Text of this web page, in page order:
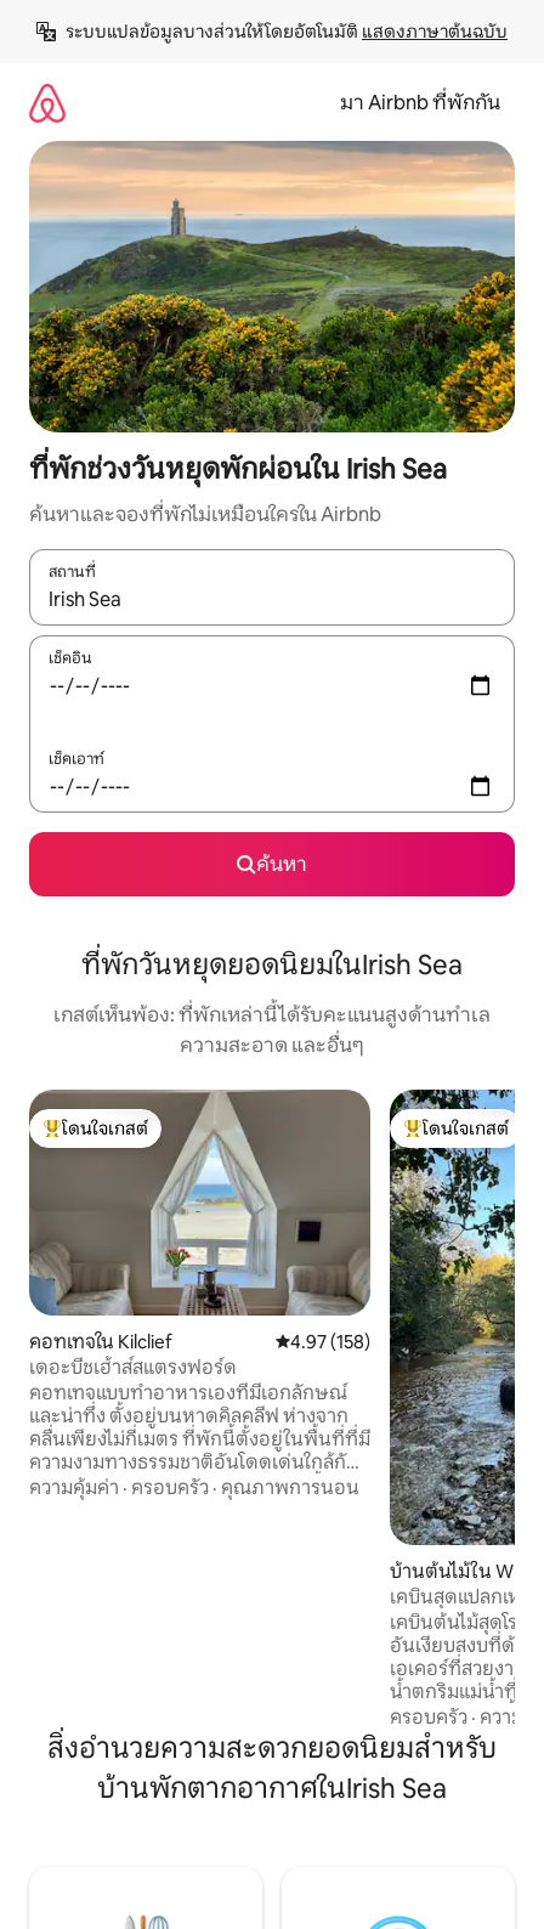
เนื้อหา
ระบบแปลข้อมูลบางส่วนให้โดยอัตโนมัติ แสดงภาษาต้นฉบับ
มา Airbnb ที่พักกัน
ที่พักช่วงวันหยุดพักผ่อนใน Irish Sea
ค้นหาและจองที่พักไม่เหมือนใครใน Airbnb
สถานที่
ใช้ลูกศรขึ้นลง หรือใช้การสัมผัสหรือปัด เพื่อสำรวจผลการค้นหา
เช็คอิน
เช็คเอาท์
ค้นหา
ที่พักวันหยุดยอดนิยมในIrish Sea
เกสต์เห็นพ้อง: ที่พักเหล่านี้ได้รับคะแนนสูงด้านทำเล
ความสะอาด และอื่นๆ
โดนใจเกสต์ที่สุด
โดนใจเกสต์
คอทเทจใน Kilclief คะแนนเฉลี่ย 4.97 จาก 5, 158 รีวิว
4.97 (158)
เดอะบีชเฮ้าส์สแตรงฟอร์ด
คอทเทจแบบทำอาหารเองที่มีเอกลักษณ์
และน่าทึ่ง ตั้งอยู่บนหาดคิลคลีฟ ห่างจาก
คลื่นเพียงไม่กี่เมตร ที่พักนี้ตั้งอยู่ในพื้นที่ที่มี
ความงามทางธรรมชาติอันโดดเด่นใกล้กับส
แตรงฟอร์ด เพลิดเพลินกับกีฬาทางน้ำ (โดย
ความคุ้มค่า · ครอบครัว · คุณภาพการนอน
โดนใจเกสต์ที่สุด
โดนใจเกสต์
บ้านต้นไม้ใน
al Area
เคบินสุดแปลกเหนื
เคบินต้นไม้สุดโร
อันเงียบสงบที่ด้าน
เอเคอร์ที่สวยงาม
น้ำตกริมแม่น้ำที่ส
อันงดงามแห่งนี้เ
ผ่อนคลายผ่อนคล
พื้นที่บาร์บีคิวและซ
เต็มที่ หากการนั่ง
การเดินเล่นและ
ครอบครัว · ความคุ้
สิ่งอำนวยความสะดวกยอดนิยมสำหรับ
บ้านพักตากอากาศในIrish Sea